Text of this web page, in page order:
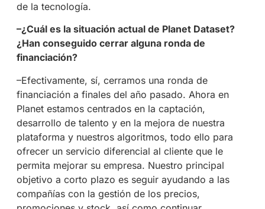
de la tecnología.
–¿Cuál es la situación actual de Planet Dataset?
¿Han conseguido cerrar alguna ronda de
financiación?
–Efectivamente, sí, cerramos una ronda de
financiación a finales del año pasado. Ahora en
Planet estamos centrados en la captación,
desarrollo de talento y en la mejora de nuestra
plataforma y nuestros algoritmos, todo ello para
ofrecer un servicio diferencial al cliente que le
permita mejorar su empresa. Nuestro principal
objetivo a corto plazo es seguir ayudando a las
compañías con la gestión de los precios,